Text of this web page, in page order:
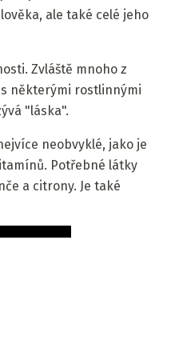
ale také celé jeho
Zvláště mnoho z
s některými rostlinnými
"láska".
neobvyklé, jako je
Potřebné látky
a citrony. Je také